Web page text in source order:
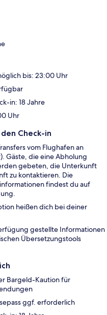
bis: 23:00 Uhr
in: 18 Jahre
Uhr
Check-in
vom Flughafen an
Gäste, die eine Abholung
gebeten, die Unterkunft
zu kontaktieren. Die
findest du auf
heißen dich bei deiner
gestellte Informationen
Übersetzungstools
Bargeld-Kaution für
ggf. erforderlich